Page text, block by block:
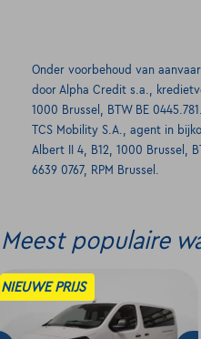
Onder voorbehoud van
door Alpha Credit s.a.,
1000 Brussel, BTW BE
TCS Mobility S.A., agent in
Albert II 4, B12, 1000 Brussel,
6639 0767, RPM Brussel.
Meest populaire
NIEUWE PRIJS